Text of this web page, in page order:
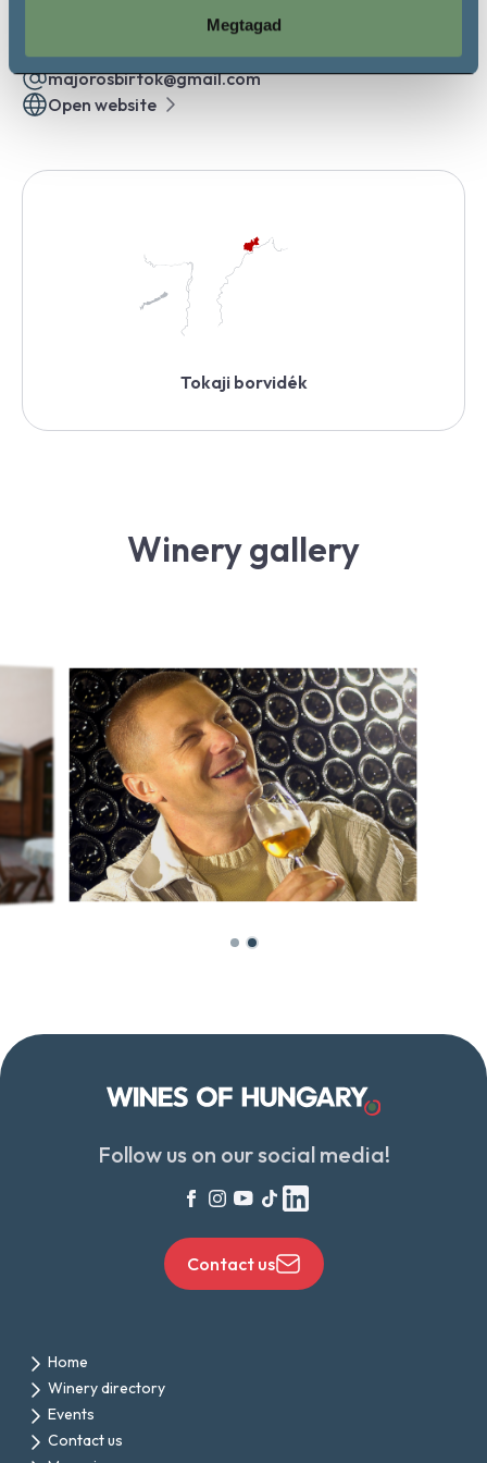
Megtagad
Tarcal, 3915, Magyarország
+36307581021
majorosbirtok@gmail.com
Open website
Tokaji borvidék
Winery gallery
Follow us on our social media!
Contact us
Home
Winery directory
Events
Contact us